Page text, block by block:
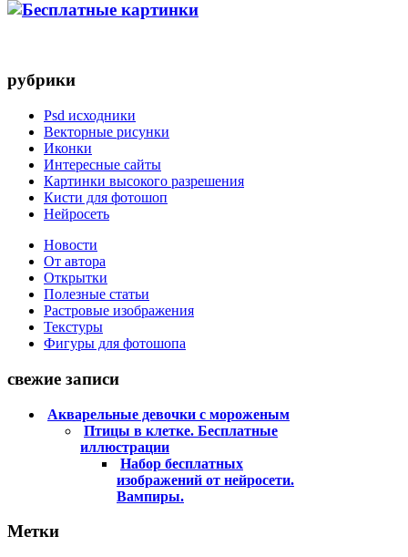
рубрики
Psd исходники
Векторные рисунки
Иконки
Интересные сайты
Картинки высокого разрешения
Кисти для фотошоп
Нейросеть
Новости
От автора
Открытки
Полезные статьи
Растровые изображения
Текстуры
Фигуры для фотошопа
свежие записи
Акварельные девочки с мороженым
Птицы в клетке. Бесплатные
иллюстрации
Набор бесплатных
изображений от нейросети.
Вампиры.
Метки